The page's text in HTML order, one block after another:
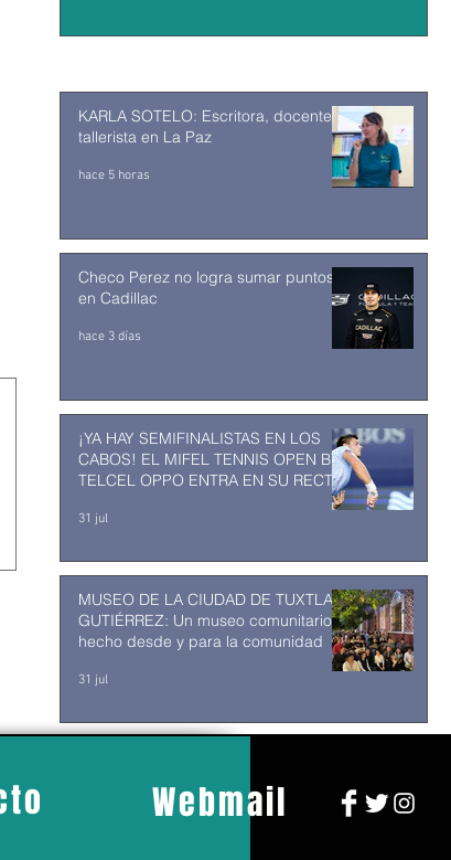
KARLA SOTELO: Escritora, docente y
tallerista en La Paz
hace 5 horas
Checo Perez no logra sumar puntos
en Cadillac
hace 3 días
¡YA HAY SEMIFINALISTAS EN LOS
CABOS! EL MIFEL TENNIS OPEN BY
TELCEL OPPO ENTRA EN SU RECTA
31 jul
MUSEO DE LA CIUDAD DE TUXTLA
GUTIÉRREZ: Un museo comunitario
hecho desde y para la comunidad
31 jul
Webmail